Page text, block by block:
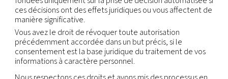
pour prévenir des blessures corporelles ou des
financières ; ou
pour soutenir la vente ou le transfert de tout ou
notre entreprise ou de ses actifs (y compris pour
raisons de faillite).